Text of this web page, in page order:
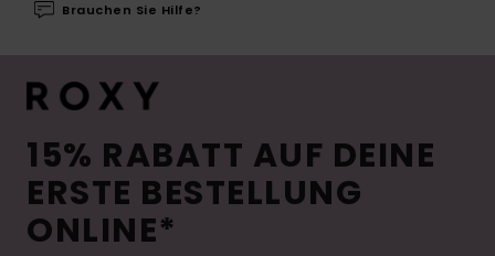
Brauchen Sie Hilfe?
15% RABATT AUF DEINE
ERSTE BESTELLUNG
ONLINE*